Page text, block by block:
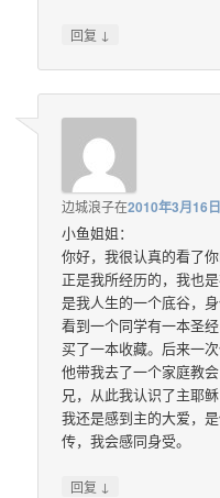
回复 ↓
边城浪子在2010年3月16
小鱼姐姐：
你好，我很认真的看了
正是我所经历的，我也
是我人生的一个底谷，
看到一个同学有一本圣
买了一本收藏。后来一
他带我去了一个家庭教
兄，从此我认识了主耶
我还是感到主的大爱，
传，我会感同身受。
回复 ↓